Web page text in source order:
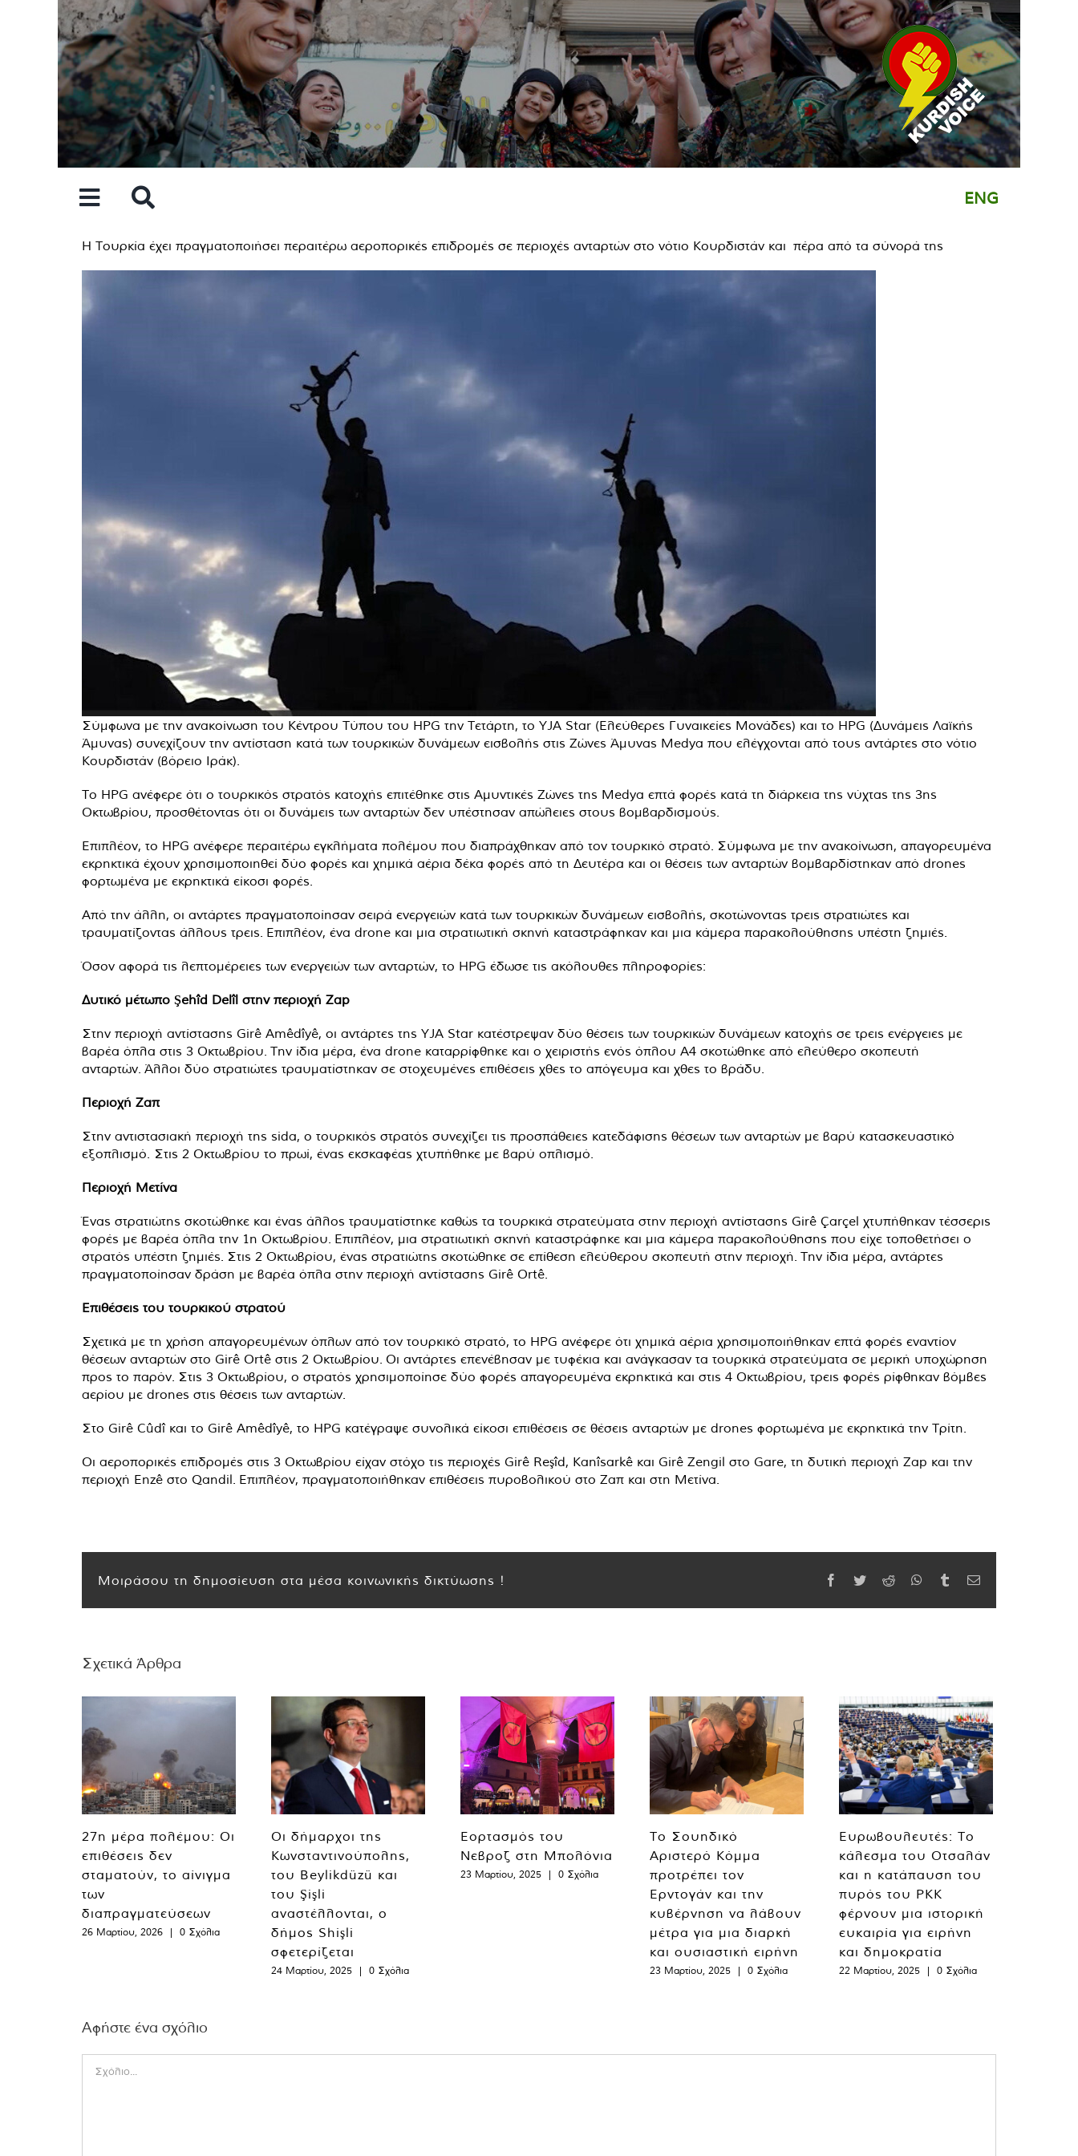
ENG
Η Τουρκία έχει πραγματοποιήσει περαιτέρω αεροπορικές επιδρομές σε περιοχές ανταρτών στο νότιο Κουρδιστάν και πέρα ​​από τα σύνορά της
Σύμφωνα με την ανακοίνωση του Κέντρου Τύπου του HPG την Τετάρτη, το YJA Star (Ελεύθερες Γυναικείες Μονάδες) και το HPG (Δυνάμεις Λαϊκής
Άμυνας) συνεχίζουν την αντίσταση κατά των τουρκικών δυνάμεων εισβολής στις Ζώνες Άμυνας Medya που ελέγχονται από τους αντάρτες στο νότιο
Κουρδιστάν (βόρειο Ιράκ).
Το HPG ανέφερε ότι ο τουρκικός στρατός κατοχής επιτέθηκε στις Αμυντικές Ζώνες της Medya επτά φορές κατά τη διάρκεια της νύχτας της 3ης
Οκτωβρίου, προσθέτοντας ότι οι δυνάμεις των ανταρτών δεν υπέστησαν απώλειες στους βομβαρδισμούς.
Επιπλέον, το HPG ανέφερε περαιτέρω εγκλήματα πολέμου που διαπράχθηκαν από τον τουρκικό στρατό. Σύμφωνα με την ανακοίνωση, απαγορευμένα
εκρηκτικά έχουν χρησιμοποιηθεί δύο φορές και χημικά αέρια δέκα φορές από τη Δευτέρα και οι θέσεις των ανταρτών βομβαρδίστηκαν από drones
φορτωμένα με εκρηκτικά είκοσι φορές.
Από την άλλη, οι αντάρτες πραγματοποίησαν σειρά ενεργειών κατά των τουρκικών δυνάμεων εισβολής, σκοτώνοντας τρεις στρατιώτες και
τραυματίζοντας άλλους τρεις. Επιπλέον, ένα drone και μια στρατιωτική σκηνή καταστράφηκαν και μια κάμερα παρακολούθησης υπέστη ζημιές.
Όσον αφορά τις λεπτομέρειες των ενεργειών των ανταρτών, το HPG έδωσε τις ακόλουθες πληροφορίες:
Δυτικό μέτωπο Şehîd Delîl στην περιοχή Zap
Στην περιοχή αντίστασης Girê Amêdîyê, οι αντάρτες της YJA Star κατέστρεψαν δύο θέσεις των τουρκικών δυνάμεων κατοχής σε τρεις ενέργειες με
βαρέα όπλα στις 3 Οκτωβρίου. Την ίδια μέρα, ένα drone καταρρίφθηκε και ο χειριστής ενός όπλου A4 σκοτώθηκε από ελεύθερο σκοπευτή
ανταρτών. Άλλοι δύο στρατιώτες τραυματίστηκαν σε στοχευμένες επιθέσεις χθες το απόγευμα και χθες το βράδυ.
Περιοχή Ζαπ
Στην αντιστασιακή περιοχή της sida, ο τουρκικός στρατός συνεχίζει τις προσπάθειες κατεδάφισης θέσεων των ανταρτών με βαρύ κατασκευαστικό
εξοπλισμό. Στις 2 Οκτωβρίου το πρωί, ένας εκσκαφέας χτυπήθηκε με βαρύ οπλισμό.
Περιοχή Μετίνα
Ένας στρατιώτης σκοτώθηκε και ένας άλλος τραυματίστηκε καθώς τα τουρκικά στρατεύματα στην περιοχή αντίστασης Girê Çarçel χτυπήθηκαν τέσσερις
φορές με βαρέα όπλα την 1η Οκτωβρίου. Επιπλέον, μια στρατιωτική σκηνή καταστράφηκε και μια κάμερα παρακολούθησης που είχε τοποθετήσει ο
στρατός υπέστη ζημιές. Στις 2 Οκτωβρίου, ένας στρατιώτης σκοτώθηκε σε επίθεση ελεύθερου σκοπευτή στην περιοχή. Την ίδια μέρα, αντάρτες
πραγματοποίησαν δράση με βαρέα όπλα στην περιοχή αντίστασης Girê Ortê.
Επιθέσεις του τουρκικού στρατού
Σχετικά με τη χρήση απαγορευμένων όπλων από τον τουρκικό στρατό, το HPG ανέφερε ότι χημικά αέρια χρησιμοποιήθηκαν επτά φορές εναντίον
θέσεων ανταρτών στο Girê Ortê στις 2 Οκτωβρίου. Οι αντάρτες επενέβησαν με τυφέκια και ανάγκασαν τα τουρκικά στρατεύματα σε μερική υποχώρηση
προς το παρόν. Στις 3 Οκτωβρίου, ο στρατός χρησιμοποίησε δύο φορές απαγορευμένα εκρηκτικά και στις 4 Οκτωβρίου, τρεις φορές ρίφθηκαν βόμβες
αερίου με drones στις θέσεις των ανταρτών.
Στο Girê Cûdî και το Girê Amêdîyê, το HPG κατέγραψε συνολικά είκοσι επιθέσεις σε θέσεις ανταρτών με drones φορτωμένα με εκρηκτικά την Τρίτη.
Οι αεροπορικές επιδρομές στις 3 Οκτωβρίου είχαν στόχο τις περιοχές Girê Reşîd, Kanîsarkê και Girê Zengil στο Gare, τη δυτική περιοχή Zap και την
περιοχή Enzê στο Qandil. Επιπλέον, πραγματοποιήθηκαν επιθέσεις πυροβολικού στο Ζαπ και στη Μετίνα.
Μοιράσου τη δημοσίευση στα μέσα κοινωνικής δικτύωσης ! Facebook
TwitterReddit WhatsApp
TumblrEmail
Σχετικά Άρθρα
27η μέρα πολέμου: Οι
επιθέσεις δεν
σταματούν, το αίνιγμα
των
διαπραγματεύσεων
26 Μαρτίου, 2026 | 0 Σχόλια
Οι δήμαρχοι της
Κωνσταντινούπολης,
του Beylikdüzü και
του Şişli
αναστέλλονται, ο
δήμος Shişli
σφετερίζεται
24 Μαρτίου, 2025 | 0 Σχόλια
Εορτασμός του
Νεβροζ στη Μπολόνια
23 Μαρτίου, 2025 | 0 Σχόλια
Το Σουηδικό
Αριστερό Κόμμα
προτρέπει τον
Ερντογάν και την
κυβέρνηση να λάβουν
μέτρα για μια διαρκή
και ουσιαστική ειρήνη
23 Μαρτίου, 2025 | 0 Σχόλια
Ευρωβουλευτές: Το
κάλεσμα του Οτσαλάν
και η κατάπαυση του
πυρός του PKK
φέρνουν μια ιστορική
ευκαιρία για ειρήνη
και δημοκρατία
22 Μαρτίου, 2025 | 0 Σχόλια
Αφήστε ένα σχόλιο